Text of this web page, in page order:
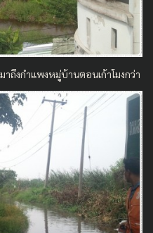
ถึงกำแพงหมู่บ้านตอนเก้าโมงกว่า